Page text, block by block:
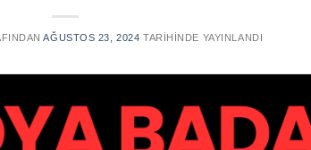
AĞUSTOS 23, 2024 TARIHINDE YAYINLANDI